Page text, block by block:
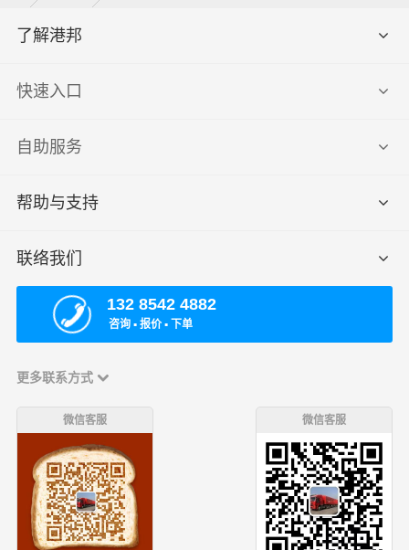
了解港邦
快速入口
自助服务
帮助与支持
联络我们
132 8542 4882
咨询 ▪ 报价 ▪ 下单
更多联系方式
微信客服 微信客服